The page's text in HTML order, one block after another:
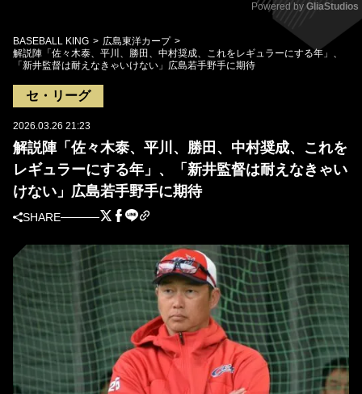
Mute
Powered by GliaStudios
BASEBALL KING
広島東洋カープ
解説陣「佐々木泰、平川、勝田、中村奨成、これをレギュラーにする年」、
「新井監督は耐えなきゃいけない」広島若手野手に期待
セ・リーグ
2026.03.26 21:23
解説陣「佐々木泰、平川、勝田、中村奨成、これを
レギュラーにする年」、「新井監督は耐えなきゃい
けない」広島若手野手に期待
SHARE